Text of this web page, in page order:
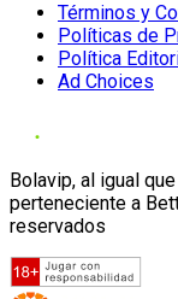
Términos y
Políticas de
Política
Ad Choices
Bolavip, al igual
perteneciente a
reservados